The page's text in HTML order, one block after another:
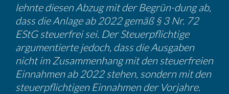
lehnte diesen Abzug mit der Begrün-dung ab,
dass die Anlage ab 2022 gemäß § 3 Nr. 72
EStG steuer­frei sei. Der Steuer­pflich­tige
argumen­tierte jedoch, dass die Ausgaben
nicht im Zusam­men­hang mit den steuer­freien
Einnahmen ab 2022 stehen, sondern mit den
steuer­pflich­tigen Einnahmen der Vorjahre.